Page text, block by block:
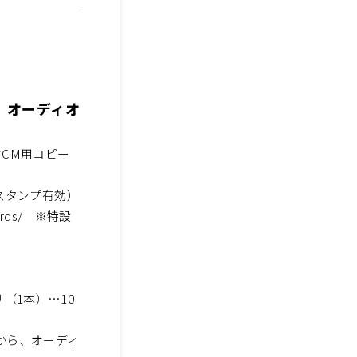
オーディオ
用コピー
ンプ有効）
※特設
1本）…10
、オーディ